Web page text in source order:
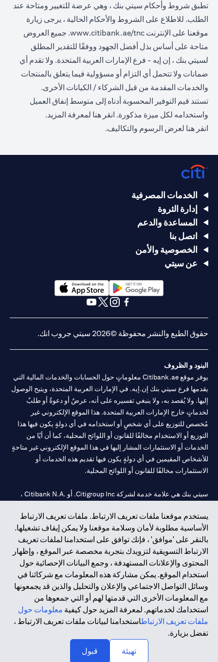
تطبق شروط وأحكام سيتي بنك ، وهي عرضة للتغيير ومتاحة عند
الطلب. للاطلاع على الشروط والأحكام الحالية ، يرجى زيارة
موقعنا على الإنترنت www.citibank.ae/tnc
(opens in a new tab). جميع العروض
متاحة على أساس بذل أفضل الجهود ووفقًا للتقدير المطلق
لسيتي بنك ، إن إيه - فرع الإمارات العربية المتحدة. ولا تقدم أي
ضمانات ولا تتحمل أي التزام أو مسؤولية فيما يتعلق بالمنتجات
والخدمات المقدمة من قبل الشركاء / الكيانات الأخرى.
تستند قيم التوفير المحسوبة أدناه إلى متوسط إنفاق العميل
واستخدامه لكل ميزة مذكورة. انقر هنا لمعرفة المزيد.
انقر هنا لعرض الرسوم والتكاليف.
يستخدم موقعنا ملفات تعريف الارتباط. ملفات تعريف الارتباط
الأساسية مطلوبة لأمان وسلامة موقعنا ولا يمكن إيقاف تشغيلها.
بالنقر على 'موافق' ، فإنك توافق على استخدامنا لملفات تعريف
الارتباط التسويقية لتزويدك بتجربة مخصصة عبر الموقع ، وإظهار
المحتوى والإعلانات المستهدفة ، وجمع البيانات الإحصائية حول
استخدام الموقع. يمكن مشاركة هذه المعلومات مع شركائنا في
وسائل التواصل الاجتماعي والإعلان والتحليل والذين قد يجمعونها
مع المعلومات الأخرى التي قدمتها لهم أو التي جمعوها من
استخدامك لخدماتهم. لمعرفة المزيد حول كيفية معلومات حول
ملفات تعريف الارتباطاستخدامنا لبيانات ملفات تعريف الارتباط ،
تفضل بزيارة.
تهيئة
قبول
الخدمات المصرفية
إدارة الثروة
المساعدة والدعم
اتصل بنا
الخصوصية والأمن
عن سيتي
(opens in a new tab)
حقوق الطبع والنشر محفوظة ©2026 سيتي جروب انك.
البنود و الظروف
يوفر موقع Citibank.ae معلوماتٍ حول الحسابات والخدمات المالية التي
يقدمها فرع سيتي بنك إن.إيه. في الإمارات العربية المتحدة، ويتيح الوصول
إليها. ولا يُقصد به، ولا ينبغي تفسيره على أنه، عرضٌ أو دعوةٌ أو طلبٌ
لخدماتٍ خارج الإمارات العربية المتحدة. هذا الموقع الإلكتروني غير
مُخصص للتوزيع على أي شخصٍ أو استخدامه في أي دولةٍ يكون فيها هذا
التوزيع أو الاستخدام مخالفًا للقانون أو اللوائح المحلية، كما أن أيًا من
الخدمات أو الاستثمارات المشار إليها في هذا الموقع الإلكتروني غير متاحةٍ
للأشخاص المقيمين في أي دولةٍ يكون فيها تقديم هذه الخدمات أو
الاستثمارات مخالفًا للقانون أو اللوائح المحلية.
سيتي بنك هي علامة خدمة لشركة Citigroup Inc. أو .Citibank N.A ،
سيتي بنك إن. إيه. الإمارات مسجل لدى مصرف الإمارات المركزي تحت
أرقام التراخيص 202563 لفرع الوصل في دبي، 531989 لفرع مول
الإمارات في دبي، وCN-1002019لفرع أبوظبي. هاتف: 4000 311 04.
فرع سيتي بنك إن إيه - الإمارات العربية المتحدة مرخص من مصرف
الإمارات العربية المتحدة المركزي كفرع لبنك أجنبي.
سيتي بنك إن إيه الإمارات العربية المتحدة مرخص من هيئة الأوراق المالية
والسلع في الإمارات العربية المتحدة ("SCA") للقيام بالنشاط المالي لـ أ)
الاستشارات المالية والتعريف والترويج بموجب ترخيص رقم
20200000097 ب) وسيط تداول في الأسواق الدولية بموجب ترخيص
حقوق الطبع والنشر محفوظة ©2026 سيتي جروب انك.